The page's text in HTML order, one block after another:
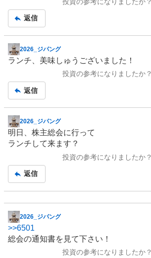
返信
掲
示
事
2026_ジパング
ランチ、美味しゅうございました！
投資の参考になりましたか？
返信
掲
示
板
2026_ジパング
明日、株主総会に行って
ランチして来ます？
投資の参考になりましたか？
返信
掲
示
板
2026_ジパング
>>6501
総会の通知書を見て下さい！
投資の参考になりましたか？